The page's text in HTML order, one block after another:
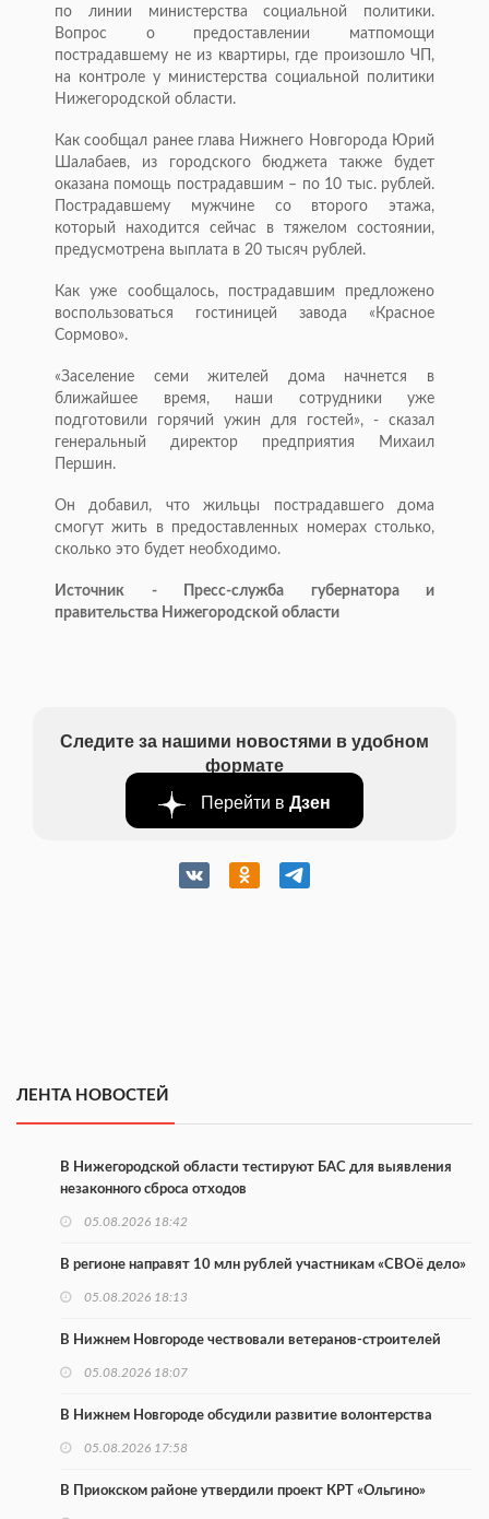
по линии министерства социальной политики.
Вопрос о предоставлении матпомощи
пострадавшему не из квартиры, где произошло ЧП,
на контроле у министерства социальной политики
Нижегородской области.
Как сообщал ранее глава Нижнего Новгорода Юрий
Шалабаев, из городского бюджета также будет
оказана помощь пострадавшим – по 10 тыс. рублей.
Пострадавшему мужчине со второго этажа,
который находится сейчас в тяжелом состоянии,
предусмотрена выплата в 20 тысяч рублей.
Как уже сообщалось, пострадавшим предложено
воспользоваться гостиницей завода «Красное
Сормово».
«Заселение семи жителей дома начнется в
ближайшее время, наши сотрудники уже
подготовили горячий ужин для гостей», - сказал
генеральный директор предприятия Михаил
Першин.
Он добавил, что жильцы пострадавшего дома
смогут жить в предоставленных номерах столько,
сколько это будет необходимо.
Источник - Пресс-служба губернатора и
правительства Нижегородской области
Следите за нашими новостями в удобном
формате
Перейти в Дзен
ЛЕНТА НОВОСТЕЙ
В Нижегородской области тестируют БАС для выявления
незаконного сброса отходов
05.08.2026 18:42
В регионе направят 10 млн рублей участникам «СВОё дело»
05.08.2026 18:13
В Нижнем Новгороде чествовали ветеранов-строителей
05.08.2026 18:07
В Нижнем Новгороде обсудили развитие волонтерства
05.08.2026 17:58
В Приокском районе утвердили проект КРТ «Ольгино»